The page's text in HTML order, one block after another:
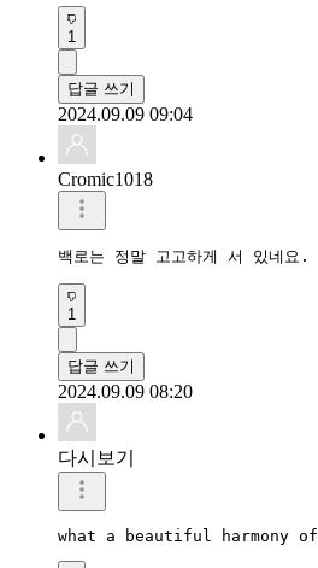
1
답글 쓰기
2024.09.09 09:04
Cromic1018
백로는 정말 고고하게 서 있네요.
1
답글 쓰기
2024.09.09 08:20
다시보기
what a beautiful harmony